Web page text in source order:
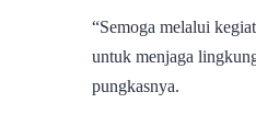
“Semoga melalui
untuk menjaga
pungkasnya.